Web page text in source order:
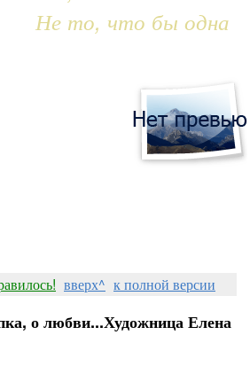
Не то, что бы одна
вверх^ к полной версии
о любви...Художница Елена